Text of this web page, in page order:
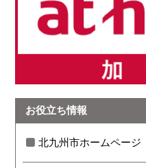
お役立ち情報
北九州市ホームページ